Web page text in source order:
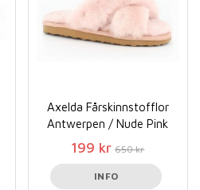
Axelda Fårskinnstofflor
Antwerpen / Nude Pink
199 kr 650 kr
INFO